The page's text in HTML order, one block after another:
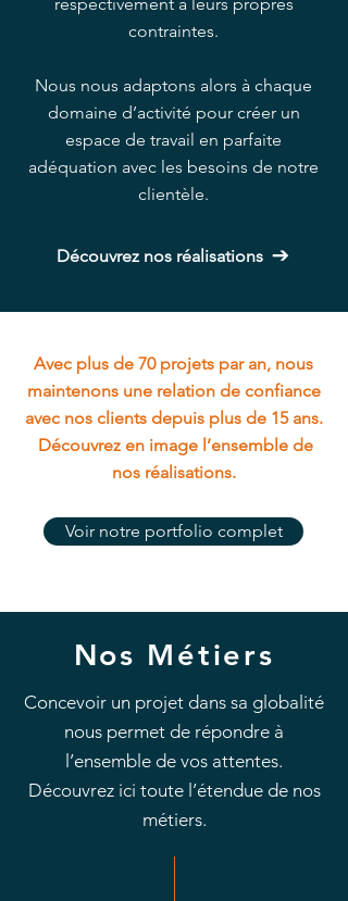
contraintes.
Nous nous adaptons alors à chaque
domaine d’activité pour créer un
espace de travail en parfaite
adéquation avec les besoins de notre
clientèle.
Découvrez nos réalisations
Avec plus de 70 projets par an, nous
maintenons une relation de confiance
avec nos clients depuis plus de 15 ans.
Découvrez en image l’ensemble de
nos réalisations.
Voir notre portfolio complet
Nos Métiers
Concevoir un projet dans sa globalité
nous permet de répondre à
l’ensemble de vos attentes.
Découvrez ici toute l’étendue de nos
métiers.